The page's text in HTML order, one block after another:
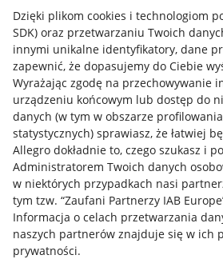
Dzięki plikom cookies i technologiom
SDK) oraz przetwarzaniu Twoich
innymi unikalne identyfikatory, dane
zapewnić, że dopasujemy do Ciebie
Wyrażając zgodę na przechowywanie
urządzeniu końcowym lub dostęp do
danych (w tym w obszarze
statystycznych) sprawiasz, że łatwiej
Allegro dokładnie to, czego szukasz i
Administratorem Twoich danych
w niektórych przypadkach nasi
tym tzw. “Zaufani Partnerzy IAB
Informacja o celach przetwarzania
naszych partnerów znajduje się w ich
prywatności.
Przydatne informacje
Jak to działa
Napisz do nas
Allegro Gadane dla sprzedających
Allegro Gadane dla kupujących
Mapa miejscowości
Informacje prawne
Regulamin